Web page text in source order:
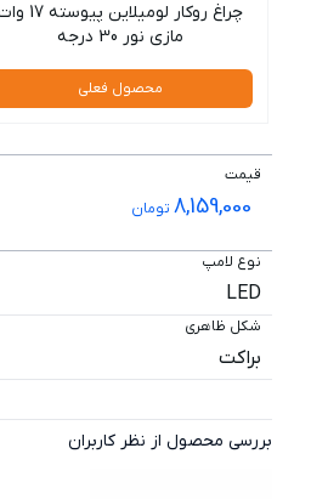
چراغ روکار لومیلاین
مازی نور 30 درجه
محصول فعلی
قیمت
8,159,000 تومان
نوع لامپ
LED
شکل ظاهری
براکت
بررسی محصول از نظر کاربران